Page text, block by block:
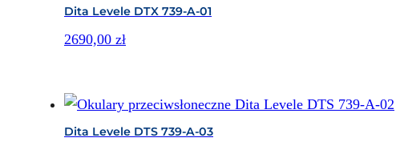
Dita Levele DTX 739-A-01
2690,00 zł
Dita Levele DTS 739-A-03